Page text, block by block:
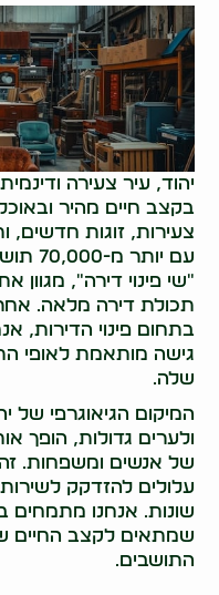
יהוד, עיר צעירה
בקצב חיים מהיר
צעירות, זוגות
עם
"שי פינוי דירה",
תכולת דירה מלאה.
בתחום פינוי הדירות,
גישה מותאמת לאופי
שלה.
המיקום הגיאוגרפי של
ולערים גדולות, הופך
של אנשים ומשפחות.
עלולים להזדקק
שונות. אנחנו מתמחים
שמתאים לקצב החיים
התושבים.